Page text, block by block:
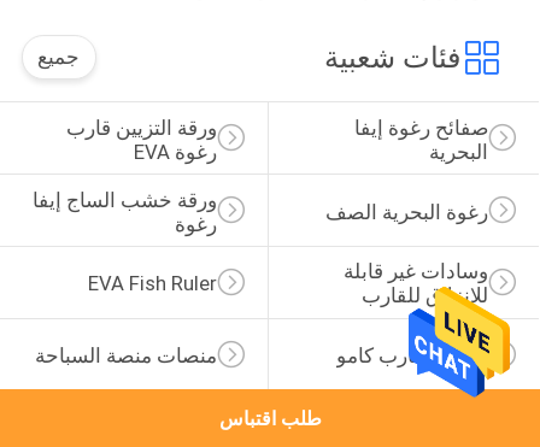
فئات شعبية جميع
ورقة التزيين قارب
رغوة EVA
صفائح رغوة إيفا
البحرية
ورقة خشب الساج إيفا
رغوة
رغوة البحرية الصف
EVA Fish Ruler
وسادات غير قابلة
للانزلاق للقارب
منصات منصة السباحة الحصير قارب كامو
طلب اقتباس